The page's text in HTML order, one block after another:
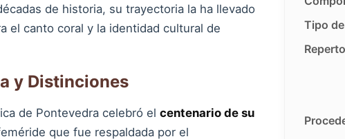
de historia, su trayectoria la ha llevado
el canto coral y la identidad cultural de
y Distinciones
de Pontevedra celebró el centenario de su
que fue respaldada por el
Tipo